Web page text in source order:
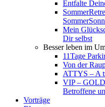
Entfalte
Mein
Dir selbst
Besser leben im
11Tage
Von der
ATTYS – A
VIP –
Betroffene
Vorträge